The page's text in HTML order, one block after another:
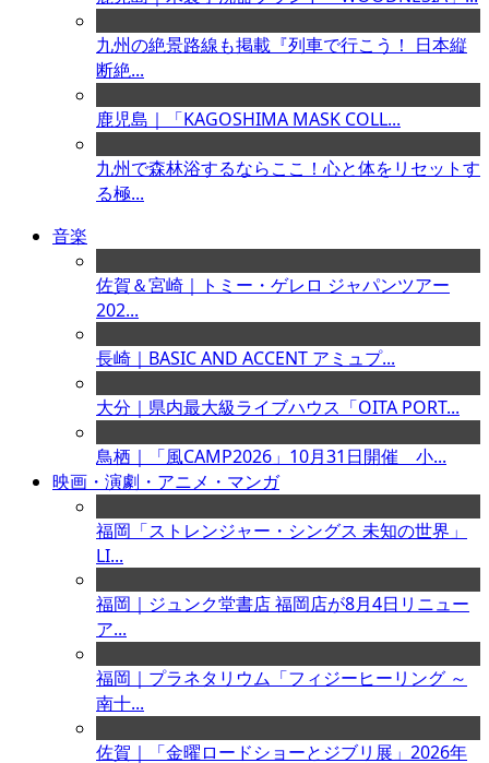
九州の絶景路線も掲載『列車で行こう！ 日本縦
断絶...
鹿児島｜「KAGOSHIMA MASK COLL...
九州で森林浴するならここ！心と体をリセットす
る極...
音楽
佐賀＆宮崎｜トミー・ゲレロ ジャパンツアー
202...
長崎｜BASIC AND ACCENT アミュプ...
大分｜県内最大級ライブハウス「OITA PORT...
鳥栖｜「風CAMP2026」10月31日開催 小...
映画・演劇・アニメ・マンガ
福岡「ストレンジャー・シングス 未知の世界」
LI...
福岡｜ジュンク堂書店 福岡店が8月4日リニュー
ア...
福岡｜プラネタリウム「フィジーヒーリング ～
南十...
佐賀｜「金曜ロードショーとジブリ展」2026年